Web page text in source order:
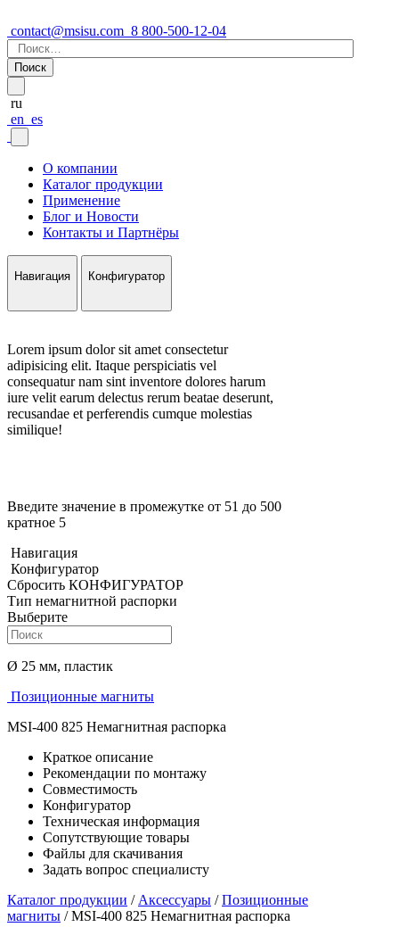
contact@msisu.com 8 800-500-12-04
Найти:
ru
en es
О компании
Каталог продукции
Применение
Блог и Новости
Контакты и Партнёры
Навигация Конфигуратор
Lorem ipsum dolor sit amet consectetur
adipisicing elit. Itaque perspiciatis vel
consequatur nam sint inventore dolores harum
iure velit earum delectus rerum beatae deserunt,
recusandae et perferendis cumque molestias
similique!
Введите значение в промежутке от 51 до 500
кратное 5
Навигация
Конфигуратор
Сбросить КОНФИГУРАТОР
Тип немагнитной распорки
Выберите
Ø 25 мм, пластик
Позиционные магниты
MSI-400 825 Немагнитная распорка
Краткое описание
Рекомендации по монтажу
Совместимость
Конфигуратор
Техническая информация
Сопутствующие товары
Файлы для скачивания
Задать вопрос специалисту
Каталог продукции / Аксессуары /Позиционные
магниты / MSI-400 825 Немагнитная распорка